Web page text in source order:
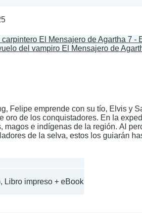
El Mensajero de Agartha 7 -
El Mensajero de
Felipe emprende con su tío, Elvis y
oro de los conquistadores. En la
magos e indígenas de la región. Al
de la selva, estos los guiarán
Libro impreso + eBook